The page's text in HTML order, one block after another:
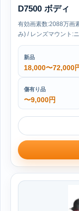
D7500 ボディ
有効画素数:2088万画
み) / レンズマウント:
新品
18,000〜72,000
傷有り品
〜9,000円